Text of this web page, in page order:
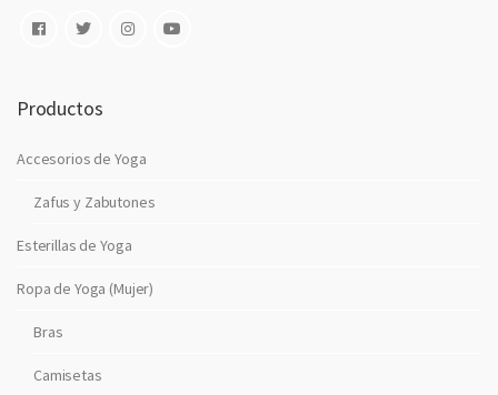
Productos
Accesorios de Yoga
Zafus y Zabutones
Esterillas de Yoga
Ropa de Yoga (Mujer)
Bras
Camisetas